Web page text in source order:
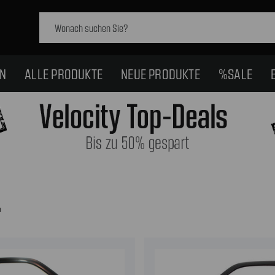
ALLE PRODUKTE NEUE PRODUKTE %SALE